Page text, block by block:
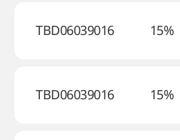
TBD06039016 15%
TBD06039016 15%